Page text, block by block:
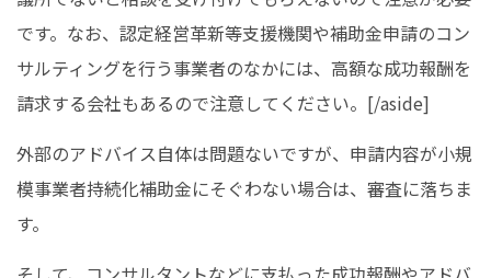
です。なお、認定経営革新等支援機関や補助金申請のコン
サルティングを行う事業者のなかには、高額な成功報酬を
請求する会社もあるので注意してください。[/aside]
外部のアドバイス自体は問題ないですが、申請内容が小規
模事業者持続化補助金にそぐわない場合は、審査に落ちま
す。